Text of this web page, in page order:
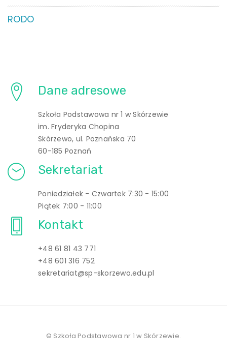
RODO
Dane adresowe
Szkoła Podstawowa nr 1 w Skórzewie
im. Fryderyka Chopina
Skórzewo, ul. Poznańska 70
60-185 Poznań
Sekretariat
Poniedziałek - Czwartek 7:30 - 15:00
Piątek 7:00 - 11:00
Kontakt
+48 61 81 43 771
+48 601 316 752
sekretariat@sp-skorzewo.edu.pl
© Szkoła Podstawowa nr 1 w Skórzewie.